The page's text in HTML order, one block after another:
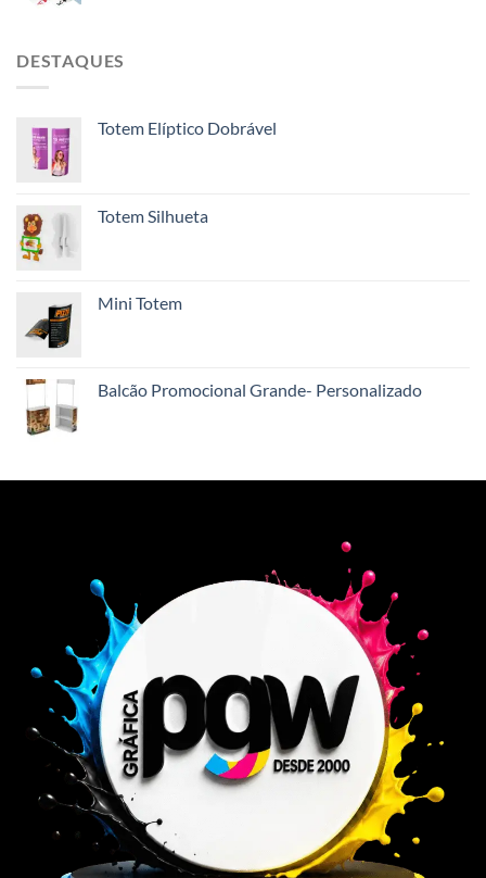
DESTAQUES
Totem Elíptico Dobrável
Totem Silhueta
Mini Totem
Balcão Promocional Grande- Personalizado